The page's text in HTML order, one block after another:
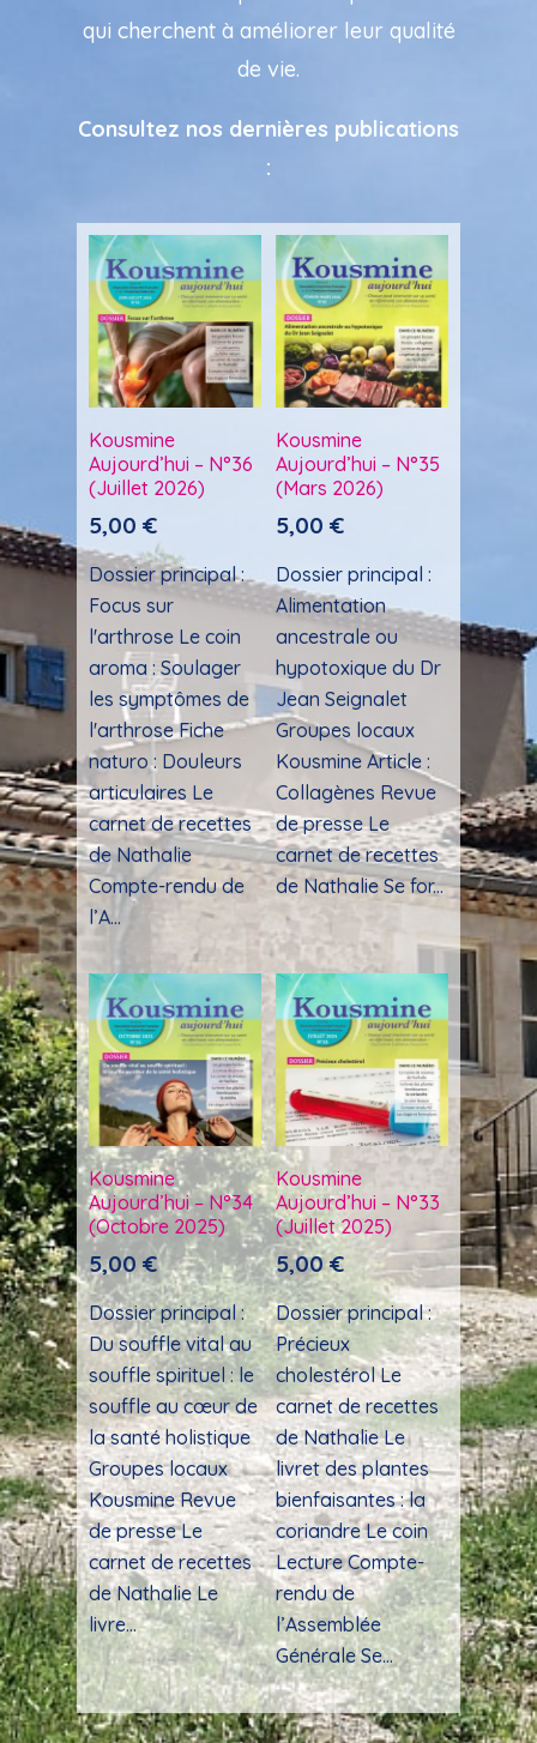
qui cherchent à améliorer leur qualité
de vie.
Consultez nos dernières publications
:
Kousmine
Aujourd’hui – N°36
(Juillet 2026)
5,00 €
Dossier principal :
Focus sur
l'arthrose Le coin
aroma : Soulager
les symptômes de
l'arthrose Fiche
naturo : Douleurs
articulaires Le
carnet de recettes
de Nathalie
Compte-rendu de
l’A...
Kousmine
Aujourd’hui – N°35
(Mars 2026)
5,00 €
Dossier principal :
Alimentation
ancestrale ou
hypotoxique du Dr
Jean Seignalet
Groupes locaux
Kousmine Article :
Collagènes Revue
de presse Le
carnet de recettes
de Nathalie Se for...
Kousmine
Aujourd’hui – N°34
(Octobre 2025)
5,00€
Dossier principal :
Du souffle vital au
souffle spirituel : le
souffle au cœur de
la santé holistique
Groupes locaux
Kousmine Revue
de presse Le
carnet de recettes
de Nathalie Le
livre...
Kousmine
Aujourd’hui – N°33
(Juillet 2025)
5,00€
Dossier principal :
Précieux
cholestérol Le
carnet de recettes
de Nathalie Le
livret des plantes
bienfaisantes : la
coriandre Le coin
Lecture Compte-
rendu de
l’Assemblée
Générale Se...